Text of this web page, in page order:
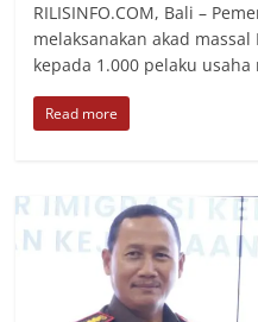
RILISINFO.COM, Bali –
melaksanakan akad massal
kepada 1.000 pelaku
Read more